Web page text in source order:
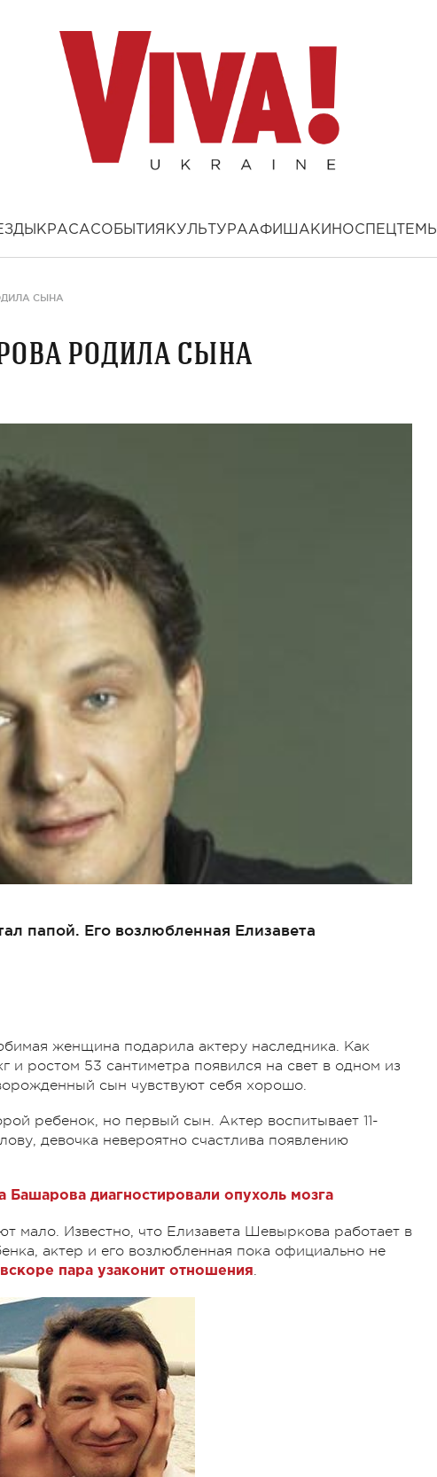
КРАСАСОБЫТИЯ КУЛЬТУРААФИША КИНОСПЕЦТЕМЫ
СЫНА
родила сына
папой. Его возлюбленная Елизавета
женщина подарила актеру наследника. Как
и ростом 53 сантиметра появился на свет в одном из
сын чувствуют себя хорошо.
ребенок, но первый сын. Актер воспитывает 11-
девочка невероятно счастлива появлению
диагностировали опухоль мозга
мало. Известно, что Елизавета Шевыркова работает в
актер и его возлюбленная пока официально не
вскоре пара узаконит отношения.